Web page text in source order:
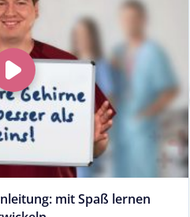
mit Spaß lernen